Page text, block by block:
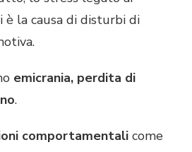
è la causa di disturbi di
emicrania, perdita di
.
comportamentali come